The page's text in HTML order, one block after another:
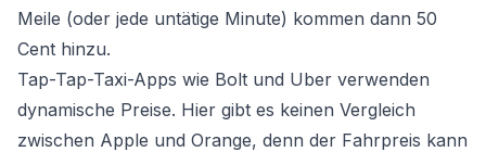
Meile (oder jede untätige Minute) kommen dann 50
Cent hinzu.
Tap-Tap-Taxi-Apps wie Bolt und Uber verwenden
dynamische Preise. Hier gibt es keinen Vergleich
zwischen Apple und Orange, denn der Fahrpreis kann